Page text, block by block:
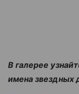
В галерее
имена звездных